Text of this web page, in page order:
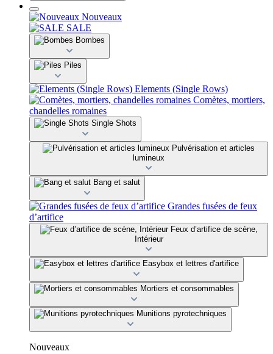
Nouveaux
SALE
Bombes
Piles
Elements (Single Rows)
Comètes, mortiers,
chandelles romaines
Single Shots
Pulvérisation et articles
lumineux
Bang et salut
Grandes fusées de feux
d’artifice
Feux d’artifice de scène,
Intérieur
Easybox et lettres d'artifice
Mortiers et consommables
Munitions pyrotechniques
Nouveaux